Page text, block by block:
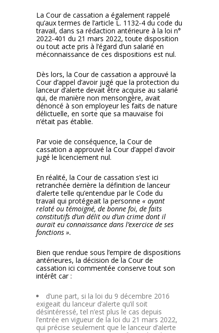
La Cour de cassation a également rappelé
qu’aux termes de l’article L. 1132-4 du code du
travail, dans sa rédaction antérieure à la loi n°
2022-401 du 21 mars 2022, toute disposition
ou tout acte pris à l’égard d’un salarié en
méconnaissance de ces dispositions est nul.
Dès lors, la Cour de cassation a approuvé la
Cour d’appel d’avoir jugé que la protection du
lanceur d’alerte devait être acquise au salarié
qui, de manière non mensongère, avait
dénoncé à son employeur les faits de nature
délictuelle, en sorte que sa mauvaise foi
n’était pas établie.
Par voie de conséquence, la Cour de
cassation a approuvé la Cour d’appel d’avoir
jugé le licenciement nul.
En réalité, la Cour de cassation s’est ici
retranchée derrière la définition de lanceur
d’alerte telle qu’entendue par le Code du
travail qui protégeait la personne « ayant
relaté ou témoigné, de bonne foi, de faits
constitutifs d’un délit ou d’un crime dont il
aurait eu connaissance dans l’exercice de ses
fonctions ».
Bien que rendue sous l’empire de dispositions
antérieures, la décision de la Cour de
cassation ici commentée conserve tout son
intérêt car :
d’une part, si la loi du 9 décembre 2016
exigeait du lanceur d’alerte qu’il soit
désintéressé, tel n’est plus le cas depuis
l’entrée en vigueur de la loi du 21 mars 2022,
qui précise seulement que le lanceur d’alerte